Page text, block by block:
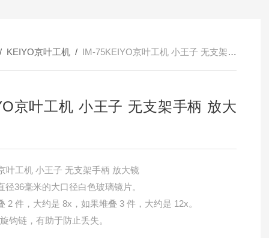
KEIYO京叶工机/ IM-75KEIYO京叶工机 小王子 无支架手柄 放大镜
京叶工机 小王子 无支架手柄 放大
叶工机 小王子 无支架手柄 放大镜
36毫米的大口径白色玻璃镜片。
2 件，大约是 8x，如果堆叠 3 件，大约是 12x。
钩链，有助于防止丢失。